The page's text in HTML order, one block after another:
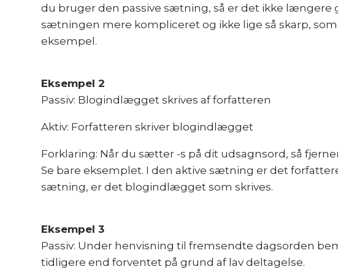
du bruger den passive sætning, så er det ikke længere
sætningen mere kompliceret og ikke lige så skarp,
eksempel.
Eksempel 2
Passiv: Blogindlægget skrives af forfatteren
Aktiv: Forfatteren skriver blogindlægget
Forklaring: Når du sætter -s på dit udsagnsord, så
Se bare eksemplet. I den aktive sætning er det
sætning, er det blogindlægget som skrives.
Eksempel 3
Passiv: ​​Under henvisning til fremsendte dagsorden
tidligere end forventet på grund af lav deltagelse.